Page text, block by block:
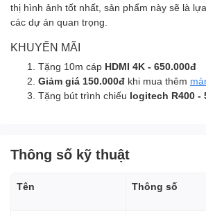
thị hình ảnh tốt nhất, sản phẩm này sẽ là
các dự án quan trọng.
KHUYẾN MÃI
Tặng 10m cáp HDMI 4K - 650.000đ
Giảm giá 150.000đ khi mua thêm
Tặng bút trình chiếu logitech R400 -
Thông số kỹ thuật
Tên Thông số